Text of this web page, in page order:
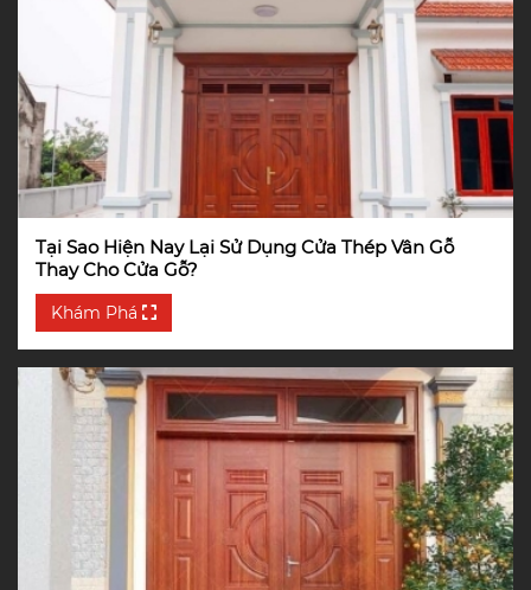
Tại Sao Hiện Nay Lại Sử Dụng Cửa Thép Vân Gỗ
Thay Cho Cửa Gỗ?
Khám Phá